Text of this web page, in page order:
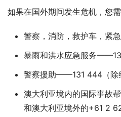
如果在国外期间发生危机，您
警察，消防，救护车，
暴雨和洪水应急服务
警察援助——131 444（除
澳大利亚境内的国际事
和澳大利亚境外的+61 2